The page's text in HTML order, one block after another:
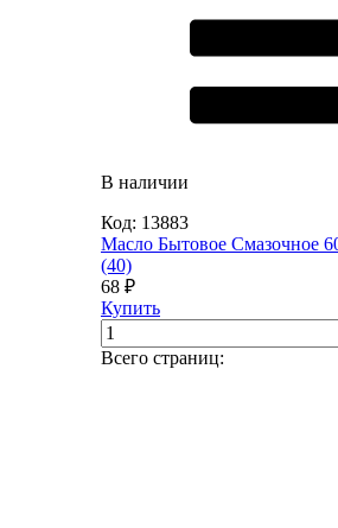
В наличии
Код: 13883
Масло Бытовое Смазочное
(40)
68 ₽
Купить
Всего страниц: